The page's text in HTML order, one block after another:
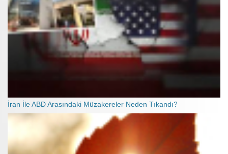
İran İle ABD Arasındaki Müzakereler Neden Tıkandı?